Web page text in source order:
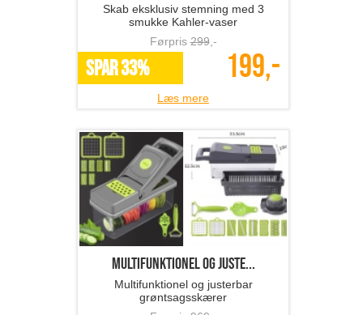
Skab eksklusiv stemning med 3
smukke Kahler-vaser
Førpris299,-
SPAR 33% 199,-
Læs mere
Multifunktionel og juste...
Multifunktionel og justerbar
grøntsagsskærer